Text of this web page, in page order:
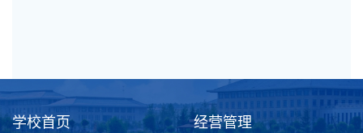
学校首页
经营管理